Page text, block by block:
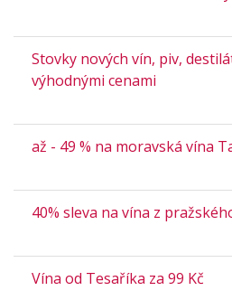
Stovky nových vín, piv,
výhodnými cenami
až - 49 % na moravská vína
40% sleva na vína z
Vína od Tesaříka za 99 Kč